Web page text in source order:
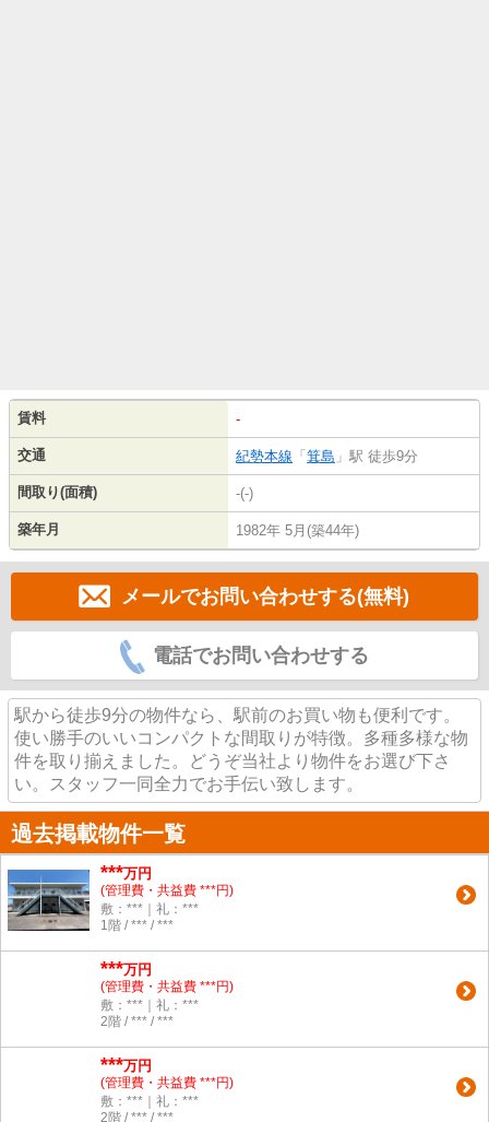
賃料 -
交通 紀勢本線 「箕島 」駅 徒歩9分
間取り(面積) -(-)
築年月 1982年 5月(築44年)
メールでお問い合わせする(無料)
電話でお問い合わせする
駅から徒歩9分の物件なら、駅前のお買い物も便利です。
使い勝手のいいコンパクトな間取りが特徴。多種多様な物
件を取り揃えました。どうぞ当社より物件をお選び下さ
い。スタッフ一同全力でお手伝い致します。
過去掲載物件一覧
***万円
(管理費・共益費 ***円)
敷：***｜礼：***
1階 / *** / ***
***万円
(管理費・共益費 ***円)
敷：***｜礼：***
2階 / *** / ***
***万円
(管理費・共益費 ***円)
敷：***｜礼：***
2階 / *** / ***